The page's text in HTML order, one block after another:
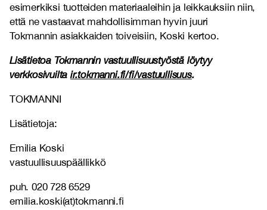
esimerkiksi tuotteiden materiaaleihin ja leikkauksiin niin,
että ne vastaavat mahdollisimman hyvin juuri
Tokmannin asiakkaiden toiveisiin, Koski kertoo.
Lisätietoa Tokmannin vastuullisuustyöstä löytyy
verkkosivuiltair.tokmanni.fi/fi/vastuullisuus.
TOKMANNI
Lisätietoja:
Emilia Koski
vastuullisuuspäällikkö
puh. 020 728 6529
emilia.koski(at)tokmanni.fi